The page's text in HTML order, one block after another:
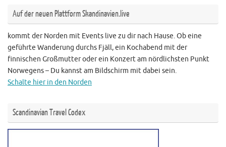
Auf der neuen Plattform Skandinavien.live
kommt der Norden mit Events live zu dir nach Hause. Ob eine
geführte Wanderung durchs Fjäll, ein Kochabend mit der
finnischen Großmutter oder ein Konzert am nördlichsten Punkt
Norwegens – Du kannst am Bildschirm mit dabei sein.
Schalte hier in den Norden
Scandinavian Travel Codex